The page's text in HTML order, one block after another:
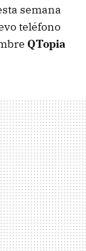
semana
teléfono
QTopia